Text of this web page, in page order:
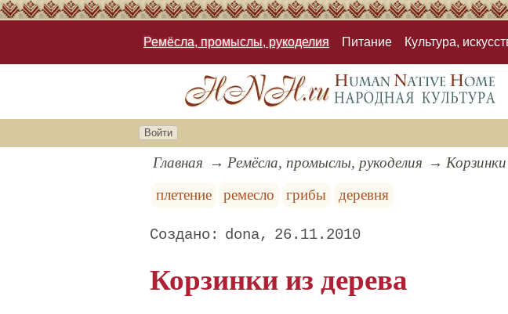
Ремёсла, промыслы, рукоделия Питание Культура,
Войти
Главная Ремёсла, промыслы, рукоделия
плетение
ремесло грибы деревня
dona 26.11.2010
Корзинки из дерева